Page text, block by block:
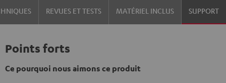
REVUES ET TESTS MATÉRIEL INCLUS SUPPORT
Points forts
Ce pourquoi nous aimons ce produit